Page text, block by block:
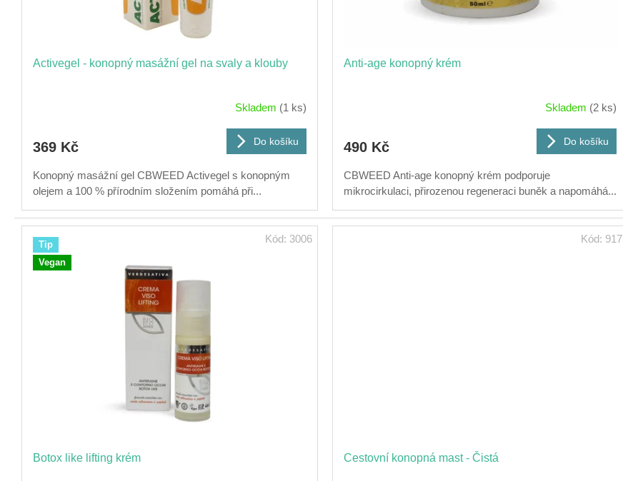
Activegel - konopný masážní gel na svaly a klouby
Skladem (1 ks)
369 Kč Do košíku
Konopný masážní gel CBWEED Activegel s konopným
olejem a 100 % přírodním složením pomáhá při...
Anti-age konopný krém
Skladem (2 ks)
490 Kč Do košíku
CBWEED Anti-age konopný krém podporuje
mikrocirkulaci, přirozenou regeneraci buněk a napomáhá...
Tip
Vegan
Botox like lifting krém
Kód: 3006
Cestovní konopná mast - Čistá
Kód: 917